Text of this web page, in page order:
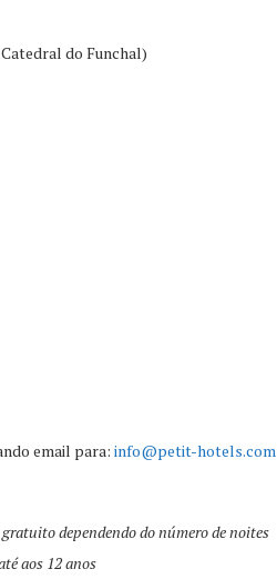
do Funchal)
email para: info@petit-hotels.com
dependendo do número de noites
aos 12 anos